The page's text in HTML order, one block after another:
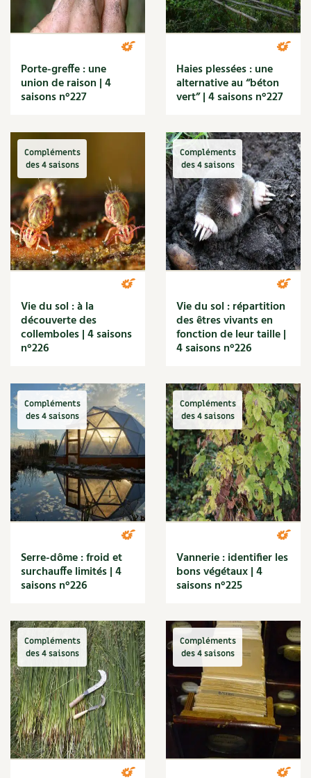
Porte-greffe : une
union de raison | 4
saisons n°227
Haies plessées : une
alternative au “béton
vert” | 4 saisons n°227
Compléments
des 4 saisons
Vie du sol : à la
découverte des
collemboles | 4 saisons
n°226
Compléments
des 4 saisons
Vie du sol : répartition
des êtres vivants en
fonction de leur taille |
4 saisons n°226
Compléments
des 4 saisons
Serre-dôme : froid et
surchauffe limités | 4
saisons n°226
Compléments
des 4 saisons
Vannerie : identifier les
bons végétaux | 4
saisons n°225
Compléments
des 4 saisons
Compléments
des 4 saisons